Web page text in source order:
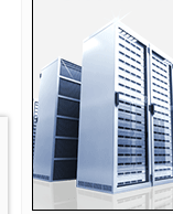
16:05:
16:06:
Save, aso...
16:06:Duge
16:03: